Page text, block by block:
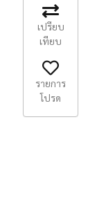
เปรียบ
เทียบ
รายการ
โปรด